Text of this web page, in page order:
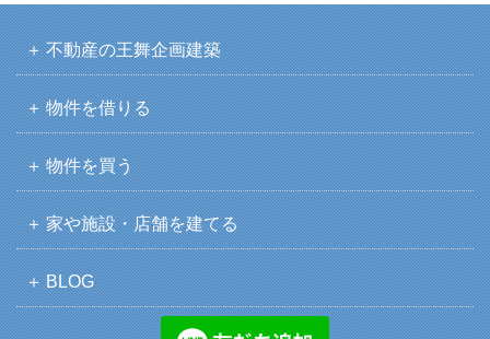
不動産の王舞企画建築
物件を借りる
物件を買う
家や施設・店舗を建てる
BLOG